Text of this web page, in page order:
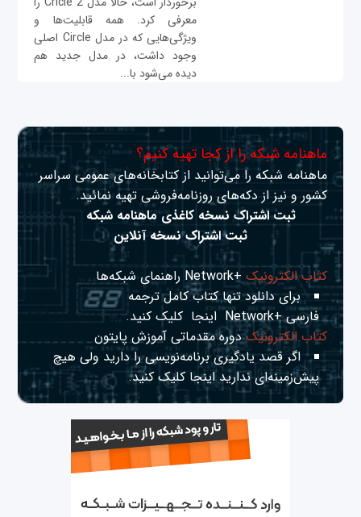
معرفی کرد. همه قابلیت‌ها و
ویژگی‌هایی که در مدل Circle اصلی
وجود داشت، در مدل جدید هم
دیده می‌شود با...
ماهنامه شبکه را از کجا تهیه کنیم؟
ماهنامه شبکه را می‌توانید از کتابخانه‌های عمومی سراسر
کشور و نیز از دکه‌های روزنامه‌فروشی تهیه نمائید.
ثبت اشتراک نسخه کاغذی ماهنامه شبکه
ثبت اشتراک نسخه آنلاین
کتاب الکترونیک+Network راهنمای شبکه‌ها
برای دانلود تنها کتاب کامل ترجمه
فارسی +Network
اینجا کلیک کنید.
کتاب الکترونیکدوره مقدماتی آموزش پایتون
اگر قصد یادگیری برنامه‌نویسی را دارید ولی هیچ
پیش‌زمینه‌ای نداریداینجا کلیک کنید.